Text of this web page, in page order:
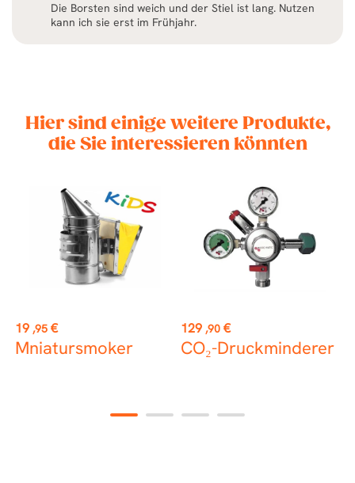
Die Borsten sind weich und der Stiel ist lang. Nutzen
kann ich sie erst im Frühjahr.
Hier sind einige weitere Produkte,
die Sie interessieren könnten
Preis
19 ,95 €
Mniatursmoker
Preis
129 ,90 €
CO₂-Druckminderer
1 2 3 4